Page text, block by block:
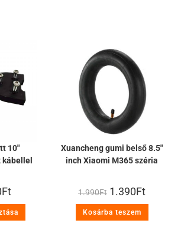
10″
Ft
Xuancheng gumi belső 8.5″
inch Xiaomi M365 széria
1.990Ft 1.390Ft
Kosárba teszem